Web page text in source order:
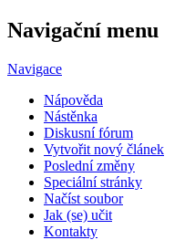
Navigační menu
Navigace
Nápověda
Nástěnka
Diskusní fórum
Vytvořit nový článek
Poslední změny
Speciální stránky
Načíst soubor
Jak (se) učit
Kontakty